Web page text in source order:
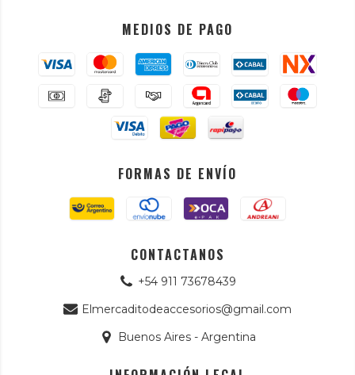
MEDIOS DE PAGO
FORMAS DE ENVÍO
CONTACTANOS
+54 911 73678439
Elmercaditodeaccesorios@gmail.com
Buenos Aires - Argentina